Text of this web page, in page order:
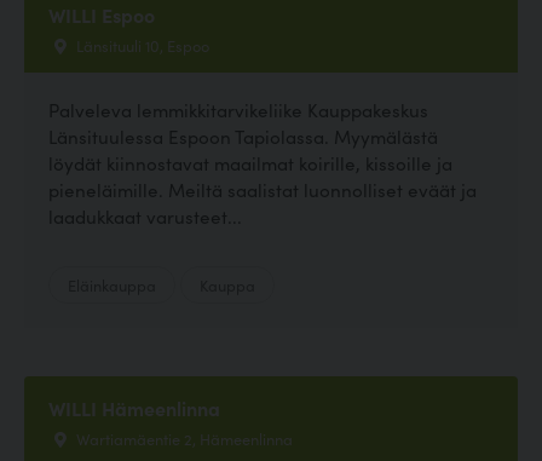
WILLI Espoo
Länsituuli 10, Espoo
Palveleva lemmikkitarvikeliike Kauppakeskus
Länsituulessa Espoon Tapiolassa. Myymälästä
löydät kiinnostavat maailmat koirille, kissoille ja
pieneläimille. Meiltä saalistat luonnolliset eväät ja
laadukkaat varusteet...
WILLI Hämeenlinna
Wartiamäentie 2, Hämeenlinna